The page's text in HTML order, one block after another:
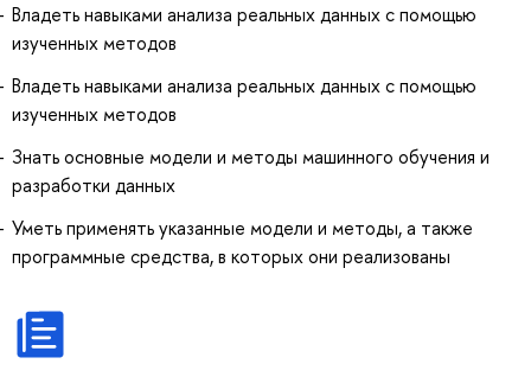
Владеть навыками анализа реальных данных с помощью
изученных методов
Владеть навыками анализа реальных данных с помощью
изученных методов
Знать основные модели и методы машинного обучения и
разработки данных
Уметь применять указанные модели и методы, а также
программные средства, в которых они реализованы